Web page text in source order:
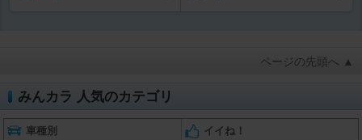
ページの先頭へ ▲
みんカラ 人気のカテゴリ
車種別 イイね！